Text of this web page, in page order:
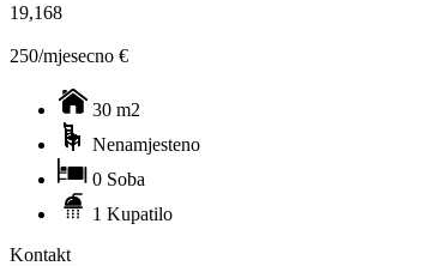
19,168
250/mjesecno €
30 m2
Nenamjesteno
0 Soba
1 Kupatilo
Kontakt